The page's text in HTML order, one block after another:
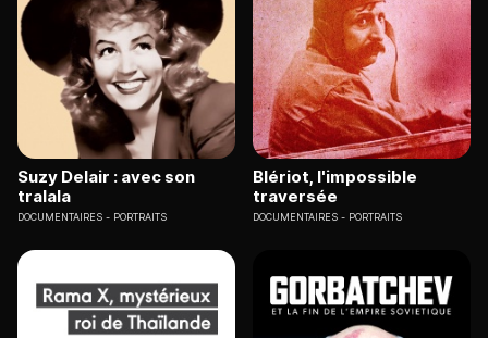
Suzy Delair : avec son
tralala
DOCUMENTAIRES PORTRAITS
Blériot, l'impossible
traversée
DOCUMENTAIRES PORTRAITS